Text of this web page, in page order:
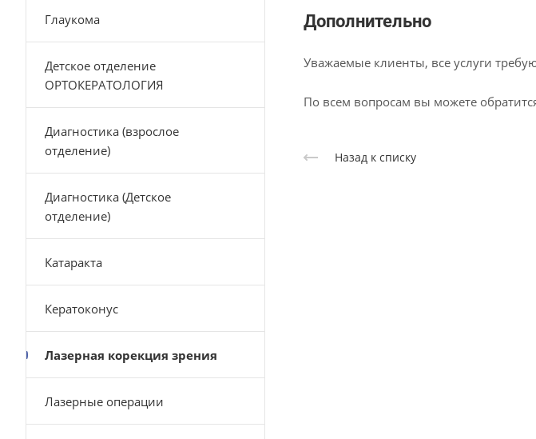
Дополнительно
Уважаемые клиенты, все услуги
По всем вопросам вы можете
Назад к списку
Глаукома
Детское отделение
ОРТОКЕРАТОЛОГИЯ
Диагностика (взрослое
отделение)
Диагностика (Детское
отделение)
Катаракта
Кератоконус
Лазерная корекция зрения
Лазерные операции